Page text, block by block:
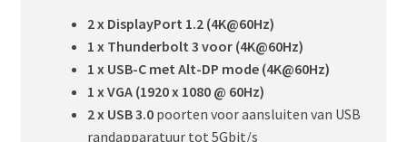
2 x DisplayPort 1.2 (4K@60Hz)
1 x Thunderbolt 3 voor (4K@60Hz)
1 x USB-C met Alt-DP mode (4K@60Hz)
1 x VGA (1920 x 1080 @ 60Hz)
2 x USB 3.0poorten voor aansluiten van USB
randapparatuur tot 5Gbit/s